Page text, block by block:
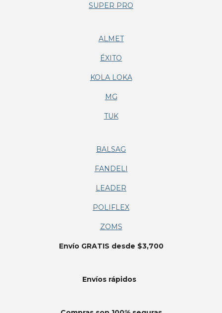
SUPER PRO
ALMET
ÉXITO
KOLA LOKA
MG
TUK
BALSAG
FANDELI
LEADER
POLIFLEX
ZOMS
Envío GRATIS desde $3,700
Envíos rápidos